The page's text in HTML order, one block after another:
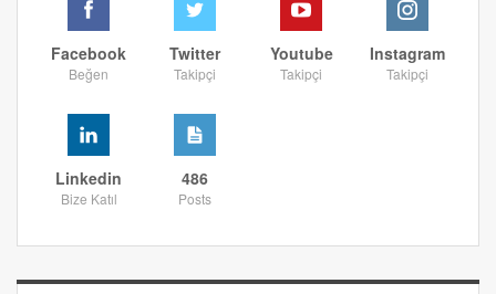
Facebook
Beğen
Twitter
Takipçi
Youtube
Takipçi
Instagram
Takipçi
Linkedin
Bize Katıl
486
Posts